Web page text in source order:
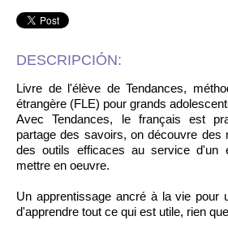
DESCRIPCIÓN:
Livre de l'élève de Tendances,
étrangère (FLE) pour grands
Avec Tendances, le français est
partage des savoirs, on découvre des
des outils efficaces au service d'un
mettre en oeuvre.
Un apprentissage ancré à la vie pour
d'apprendre tout ce qui est utile, rien